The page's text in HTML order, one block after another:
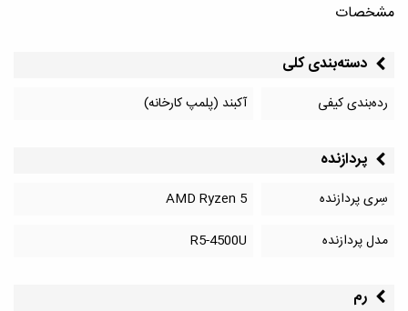
مشخصات
دسته‌بندی کلی
رده‌بندی کیفی آکبند (پلمپ کارخانه)
پردازنده
سِری پردازنده
AMD Ryzen 5
مدل پردازنده
R5-4500U
رم